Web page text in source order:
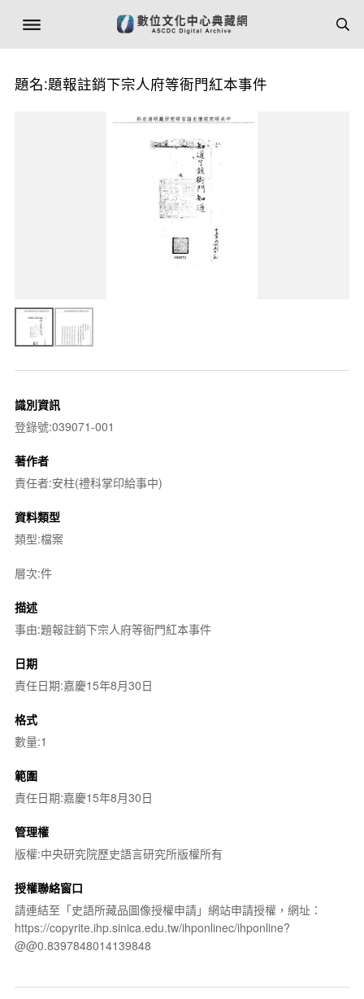
題名:題報註銷下宗人府等衙門紅本事件
識別資訊
登錄號:039071-001
著作者
責任者:安柱(禮科掌印給事中)
資料類型
類型:檔案
層次:件
描述
事由:題報註銷下宗人府等衙門紅本事件
日期
責任日期:嘉慶15年8月30日
格式
數量:1
範圍
責任日期:嘉慶15年8月30日
管理權
版權:中央研究院歷史語言研究所版權所有
授權聯絡窗口
請連結至「史語所藏品圖像授權申請」網站申請授權，網址：
https://copyrite.ihp.sinica.edu.tw/ihponlinec/ihponline?
@@0.8397848014139848